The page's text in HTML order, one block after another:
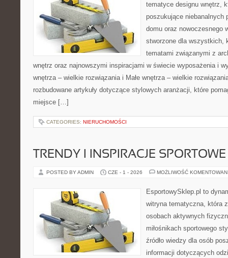
tematyce designu wnętrz,
poszukujące niebanalnych
domu oraz nowoczesnego
stworzone dla wszystkich,
tematami związanymi z
wnętrz oraz najnowszymi inspiracjami w świecie wyposażenia i
wnętrza – wielkie rozwiązania i Małe wnętrza – wielkie
rozbudowane artykuły dotyczące stylowych aranżacji, które
miejsce […]
CATEGORIES: NIERUCHOMOŚCI
TRENDY I INSPIRACJE SPORTOWE
POSTED BY ADMIN CZE - 1 - 2026 MOŻLIWOŚĆ
EsportowySklep.pl to
witryna tematyczna, która
osobach aktywnych
miłośnikach sportowego
źródło wiedzy dla osób
informacji dotyczących